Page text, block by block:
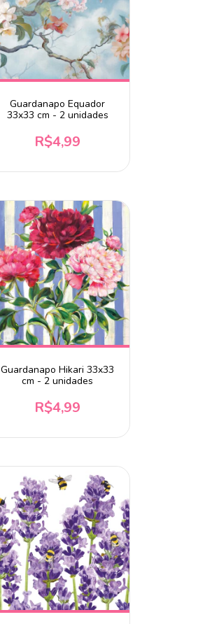
Guardanapo Equador
33x33 cm - 2 unidades
R$4,99
Guardanapo Hikari 33x33
cm - 2 unidades
R$4,99